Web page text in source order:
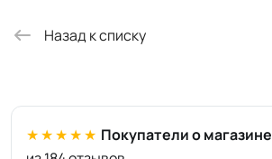
Назад к списку
★★★★★ Покупатели о магазине